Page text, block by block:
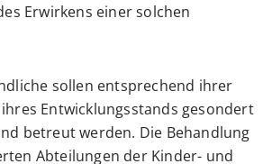
Erwirkens einer solchen
sollen entsprechend ihrer
Entwicklungsstands gesondert
betreut werden. Die Behandlung
Abteilungen der Kinder- und